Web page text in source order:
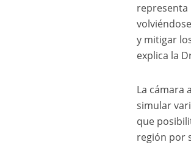
representa
y mitigar
explica la
La cámara
simular
que
región por